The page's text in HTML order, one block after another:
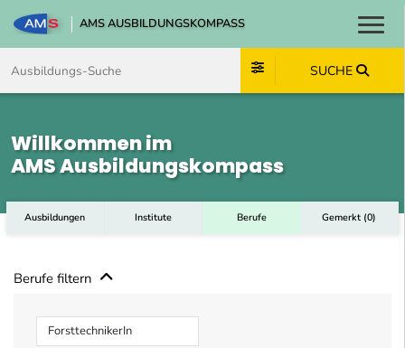
AMS AUSBILDUNGSKOMPASS
SUCHE
Willkommen im
AMS Ausbildungskompass
Ausbildungen Institute Berufe Gemerkt (0)
Berufe filtern
Beruf